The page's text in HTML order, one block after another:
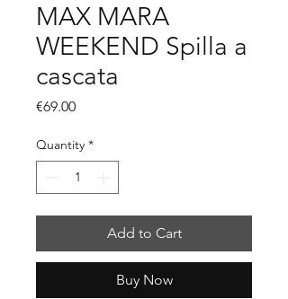
MAX MARA
WEEKEND Spilla a
cascata
€69.00Price
Quantity *
Add to Cart
Buy Now